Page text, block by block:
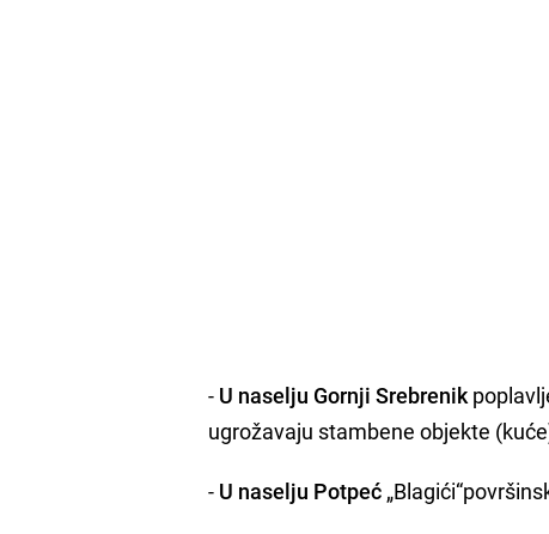
- U naselju Gornji Srebrenik
ugrožavaju stambene objekte
- U naselju Potpeć